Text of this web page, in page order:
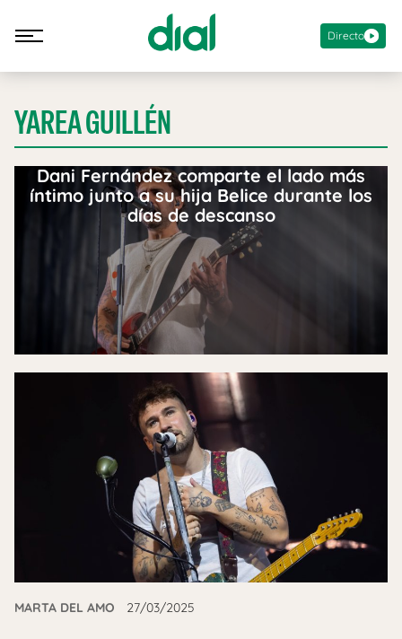
Directo
YAREA GUILLÉN
Dani Fernández comparte el lado más
íntimo junto a su hija Belice durante los
días de descanso
MARTA DEL AMO 27/03/2025